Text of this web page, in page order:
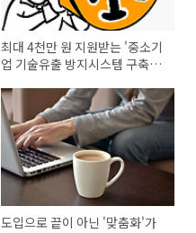
최대 4천만 원 지원받는 '중소기
업 기술유출 방지시스템 구축지
도입으로 끝이 아닌 '맞춤화'가